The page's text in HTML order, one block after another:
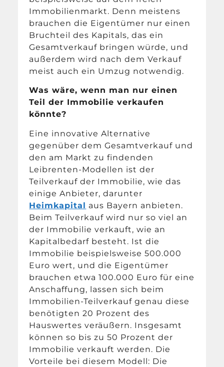
Immobilienmarkt. Denn meistens
brauchen die Eigentümer nur einen
Bruchteil des Kapitals, das ein
Gesamtverkauf bringen würde, und
außerdem wird nach dem Verkauf
meist auch ein Umzug notwendig.
Was wäre, wenn man nur einen
Teil der Immobilie verkaufen
könnte?
Eine innovative Alternative
gegenüber dem Gesamtverkauf und
den am Markt zu findenden
Leibrenten-Modellen ist der
Teilverkauf der Immobilie, wie das
einige Anbieter, darunter
Heimkapital aus Bayern anbieten.
Beim Teilverkauf wird nur so viel an
der Immobilie verkauft, wie an
Kapitalbedarf besteht. Ist die
Immobilie beispielsweise 500.000
Euro wert, und die Eigentümer
brauchen etwa 100.000 Euro für eine
Anschaffung, lassen sich beim
Immobilien-Teilverkauf genau diese
benötigten 20 Prozent des
Hauswertes veräußern. Insgesamt
können so bis zu 50 Prozent der
Immobilie verkauft werden. Die
Vorteile bei diesem Modell: Die